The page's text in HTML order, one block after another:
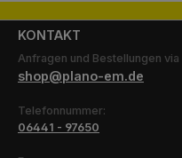
KONTAKT
Anfragen und Bestellungen via
shop@plano-em.de
Telefonnummer:
06441 - 97650